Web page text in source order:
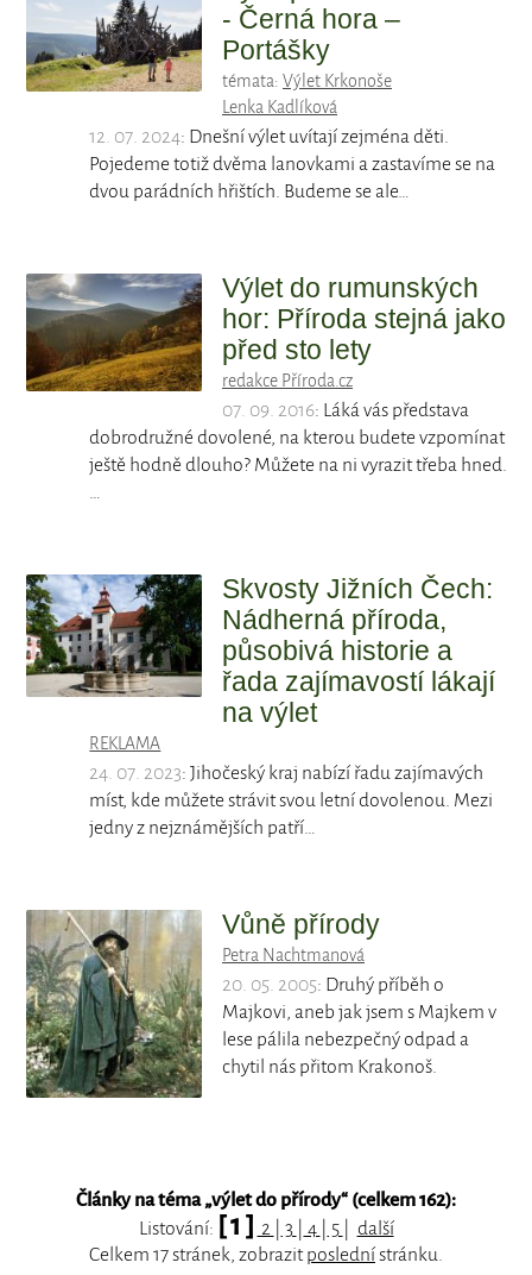
- Černá hora –
Portášky
témata: Výlet Krkonoše
Lenka Kadlíková
12. 07. 2024: Dnešní výlet uvítají zejména děti.
Pojedeme totiž dvěma lanovkami a zastavíme se na
dvou parádních hřištích. Budeme se ale…
Výlet do rumunských
hor: Příroda stejná jako
před sto lety
redakce Příroda.cz
07. 09. 2016: Láká vás představa
dobrodružné dovolené, na kterou budete vzpomínat
ještě hodně dlouho? Můžete na ni vyrazit třeba hned.
…
Skvosty Jižních Čech:
Nádherná příroda,
působivá historie a
řada zajímavostí lákají
na výlet
REKLAMA
24. 07. 2023: Jihočeský kraj nabízí řadu zajímavých
míst, kde můžete strávit svou letní dovolenou. Mezi
jedny z nejznámějších patří…
Vůně přírody
Petra Nachtmanová
20. 05. 2005: Druhý příběh o
Majkovi, aneb jak jsem s Majkem v
lese pálila nebezpečný odpad a
chytil nás přitom Krakonoš.
Články na téma „výlet do přírody“ (celkem 162):
Listování: [ 1 ] 2 3 4 5
další
Celkem 17 stránek, zobrazitposlednístránku.